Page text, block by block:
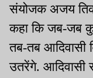
संयोजक अजय
कहा कि जब-जब
तब-तब आदिवासी
उतरेंगे. आदिवासी